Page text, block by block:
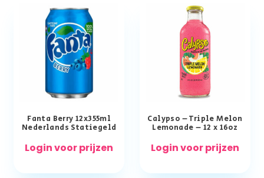
Fanta Berry 12x355ml
Nederlands Statiegeld
Login voor prijzen
Calypso – Triple Melon
Lemonade – 12 x 16oz
Login voor prijzen